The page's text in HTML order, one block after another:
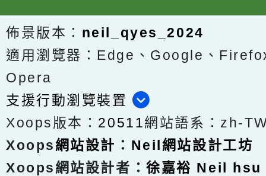
佈景版本： neil_qyes_2024
適用瀏覽器：Edge、Google、
Opera
支援行動瀏覽裝置
Xoops版本： 20511網站語系：zh-
Xoops網站設計 ： Neil網站設計工坊
Xoops網站設計者：徐嘉裕 Neil hsu